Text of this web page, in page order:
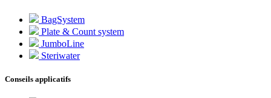
BagSystem
Plate & Count system
JumboLine
Steriwater
Conseils applicatifs